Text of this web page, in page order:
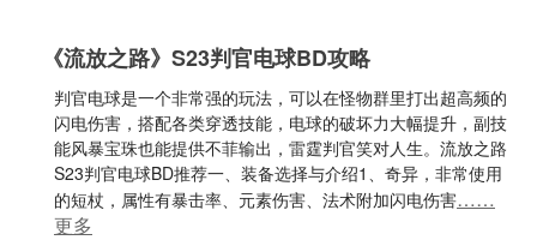
《流放之路》S23判官电球BD攻略
判官电球是一个非常强的玩法，可以在怪物群里打出超高频的
闪电伤害，搭配各类穿透技能，电球的破坏力大幅提升，副技
能风暴宝珠也能提供不菲输出，雷霆判官笑对人生。流放之路
S23判官电球BD推荐一、装备选择与介绍1、奇异，非常使用
的短杖，属性有暴击率、元素伤害、法术附加闪电伤害……
更多